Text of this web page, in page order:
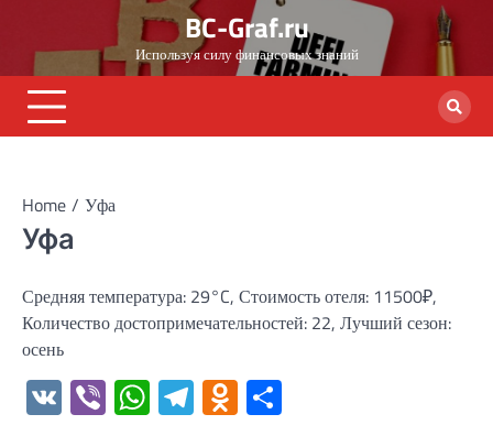
content
BC-Graf.ru
Используя силу финансовых знаний
Home Уфа
Уфа
Средняя температура: 29°C, Стоимость отеля: 11500₽,
Количество достопримечательностей: 22, Лучший сезон:
осень
VK ViberWhatsApp
Telegram
Odnoklassniki